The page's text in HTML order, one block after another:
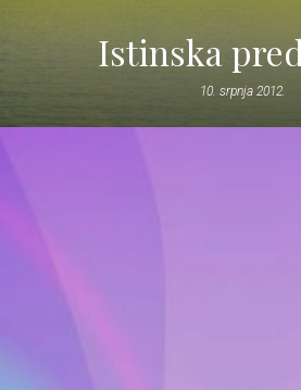
Istinska
10. srpnja 2012.